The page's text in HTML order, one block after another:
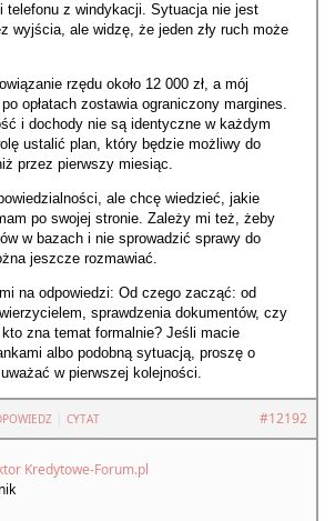
telefonu z windykacji. Sytuacja nie jest
wyjścia, ale widzę, że jeden zły ruch może
rzędu około 12 000 zł, a mój
opłatach zostawia ograniczony margines.
i dochody nie są identyczne w każdym
ustalić plan, który będzie możliwy do
przez pierwszy miesiąc.
ale chcę wiedzieć, jakie
po swojej stronie. Zależy mi też, żeby
w bazach i nie sprowadzić sprawy do
jeszcze rozmawiać.
na odpowiedzi: Od czego zacząć: od
sprawdzenia dokumentów, czy
zna temat formalnie? Jeśli macie
albo podobną sytuacją, proszę o
w pierwszej kolejności.
#12192
CYTAT
Kredytowe-Forum.pl